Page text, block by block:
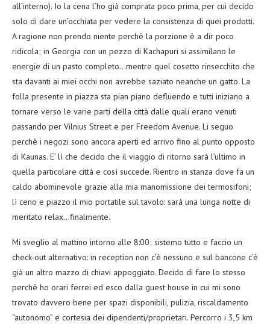
all’interno). Io la cena l’ho già comprata poco prima, per cui decido
solo di dare un’occhiata per vedere la consistenza di quei prodotti.
A ragione non prendo niente perchè la porzione è a dir poco
ridicola; in Georgia con un pezzo di Kachapuri si assimilano le
energie di un pasto completo…mentre quel cosetto rinsecchito che
sta davanti ai miei occhi non avrebbe saziato neanche un gatto. La
folla presente in piazza sta pian piano defluendo e tutti iniziano a
tornare verso le varie parti della città dalle quali erano venuti
passando per Vilnius Street e per Freedom Avenue. Li seguo
perchè i negozi sono ancora aperti ed arrivo fino al punto opposto
di Kaunas. E’ lì che decido che il viaggio di ritorno sarà l’ultimo in
quella particolare città e così succede. Rientro in stanza dove fa un
caldo abominevole grazie alla mia manomissione dei termosifoni;
lì ceno e piazzo il mio portatile sul tavolo: sarà una lunga notte di
meritato relax…finalmente.
Mi sveglio al mattino intorno alle 8:00; sistemo tutto e faccio un
check-out alternativo: in reception non c’è nessuno e sul bancone c’è
già un altro mazzo di chiavi appoggiato. Decido di fare lo stesso
perchè ho orari ferrei ed esco dalla guest house in cui mi sono
trovato davvero bene per spazi disponibili, pulizia, riscaldamento
“autonomo” e cortesia dei dipendenti/proprietari. Percorro i 3,5 km